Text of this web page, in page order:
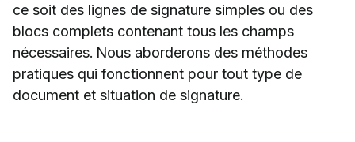
ce soit des lignes de signature simples ou des
blocs complets contenant tous les champs
nécessaires. Nous aborderons des méthodes
pratiques qui fonctionnent pour tout type de
document et situation de signature.